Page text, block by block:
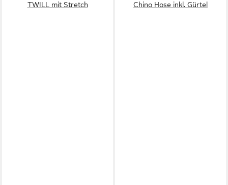
TWILL mit Stretch
Chino Hose inkl. Gürtel